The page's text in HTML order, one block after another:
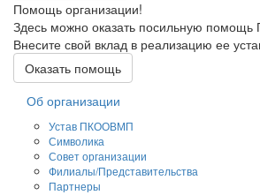
Помощь организации!
Здесь можно оказать посильную
Внесите свой вклад в реализацию ее
Оказать помощь
Об организации
Устав ПКООВМП
Символика
Совет организации
Филиалы/Представительства
Партнеры